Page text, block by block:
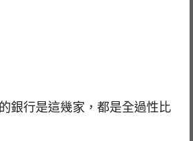
銀行是這幾家，都是全過性比